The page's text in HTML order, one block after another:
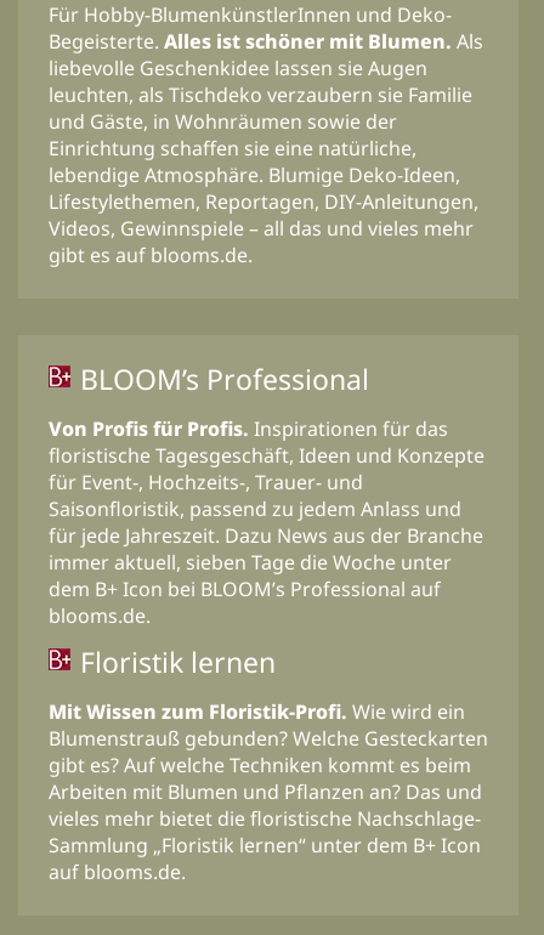
Für Hobby-BlumenkünstlerInnen und Deko-
Begeisterte. Alles ist schöner mit Blumen. Als
liebevolle Geschenkidee lassen sie Augen
leuchten, als Tischdeko verzaubern sie Familie
und Gäste, in Wohnräumen sowie der
Einrichtung schaffen sie eine natürliche,
lebendige Atmosphäre. Blumige Deko-Ideen,
Lifestylethemen, Reportagen, DIY-Anleitungen,
Videos, Gewinnspiele – all das und vieles mehr
gibt es auf blooms.de.
BLOOM’s Professional
Von Profis für Profis. Inspirationen für das
floristische Tagesgeschäft, Ideen und Konzepte
für Event-, Hochzeits-, Trauer- und
Saisonfloristik, passend zu jedem Anlass und
für jede Jahreszeit. Dazu News aus der Branche
immer aktuell, sieben Tage die Woche unter
dem B+ Icon bei BLOOM’s Professional auf
blooms.de.
Floristik lernen
Mit Wissen zum Floristik-Profi. Wie wird ein
Blumenstrauß gebunden? Welche Gesteckarten
gibt es? Auf welche Techniken kommt es beim
Arbeiten mit Blumen und Pflanzen an? Das und
vieles mehr bietet die floristische Nachschlage-
Sammlung „Floristik lernen“ unter dem B+ Icon
auf blooms.de.